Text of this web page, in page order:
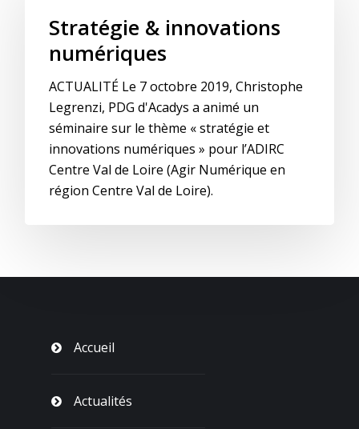
Stratégie & innovations
numériques
ACTUALITÉ Le 7 octobre 2019, Christophe
Legrenzi, PDG d'Acadys a animé un
séminaire sur le thème « stratégie et
innovations numériques » pour l’ADIRC
Centre Val de Loire (Agir Numérique en
région Centre Val de Loire).
Accueil
Actualités